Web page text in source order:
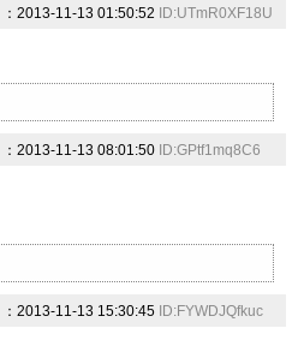
：2013-11-13 01:50:52 ID:UTmR0XF18U
：2013-11-13 08:01:50 ID:GPtf1mq8C6
：2013-11-13 15:30:45 ID:FYWDJQfkuc